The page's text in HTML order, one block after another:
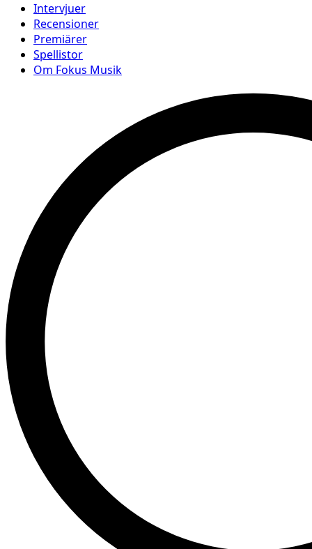
Intervjuer
Recensioner
Premiärer
Spellistor
Om Fokus Musik